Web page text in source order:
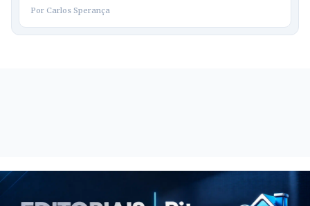
Por Carlos Sperança